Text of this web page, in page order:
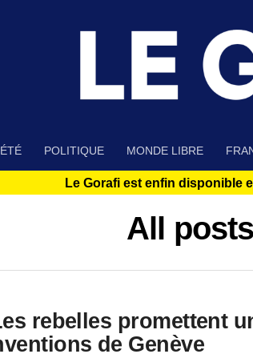
POLITIQUE MONDE LIBRE
Le Gorafi est enfin disponible
All
rebelles promettent
de Genève